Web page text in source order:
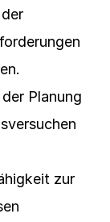
Planung
zur